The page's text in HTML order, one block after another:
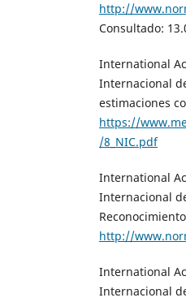
http://
Consultado:
International
Internacional
estimaciones
https://
/8_NIC.pdf
International
Internacional
http://
International
Internacional